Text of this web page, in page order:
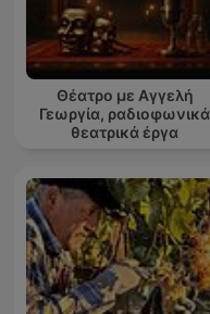
Θέατρο με Αγγελή
Γεωργία, ραδιοφωνικά
θεατρικά έργα